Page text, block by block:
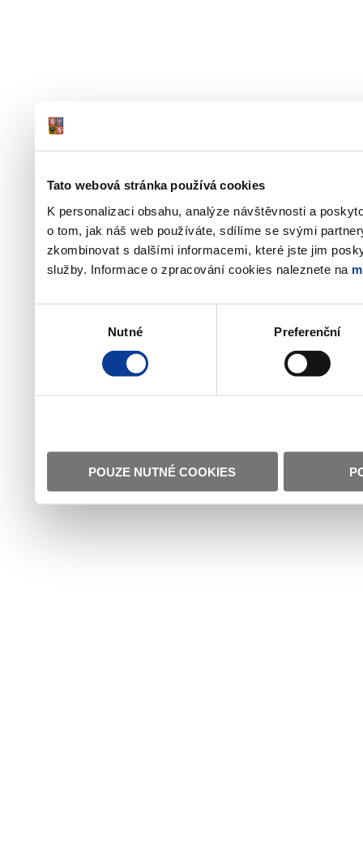
Tato webová stránka používá cookies
K personalizaci obsahu, analýze návštěvnosti a
o tom, jak náš web používáte, sdílíme se svými
zkombinovat s dalšími informacemi, které jste jim
služby. Informace o zpracování cookies naleznete na
Nutné Preferenční
POUZE NUTNÉ COOKIES